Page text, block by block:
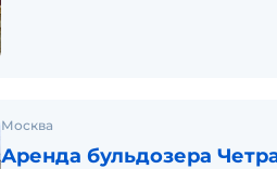
Москва
Аренда бульдозера